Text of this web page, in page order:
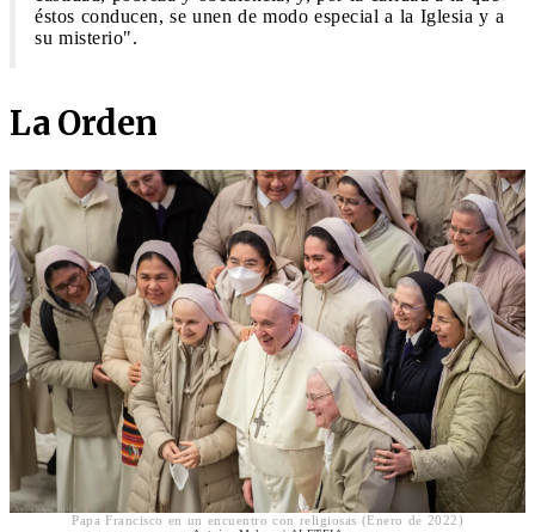
éstos conducen, se unen de modo especial a la Iglesia y a
su misterio".
La Orden
Papa Francisco en un encuentro con religiosas (Enero de 2022)